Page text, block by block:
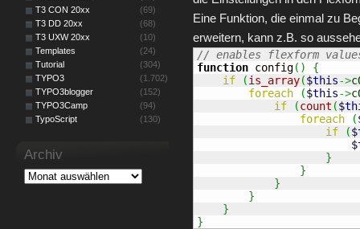
Eine Funktion, die einmal zu
erweitern, kann z.B. so
// enables flexform
function config( )
{
if
(is_array($this->
foreach
($this->
if
(count (
foreach
(
if
(
}
}
}
}
}
}
T3 CON 20xx
(69)
T3 DD 20xx
(68)
T3 UXW 20xx
(10)
Templates
(24)
Tutorial
(304)
TYPO3
(1.702)
TYPO3blogger
(152)
TYPO3Camp
(94)
TypoScript
(130)
Archiv